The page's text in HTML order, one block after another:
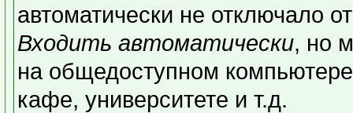
автоматически не отключало
Входить автоматически, но
на общедоступном
кафе, университете и т.д.